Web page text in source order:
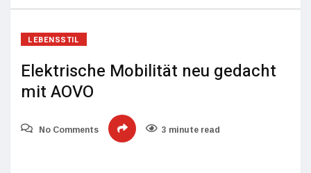
LEBENSSTIL
Elektrische Mobilität neu gedacht
mit AOVO
No Comments 3 minute read